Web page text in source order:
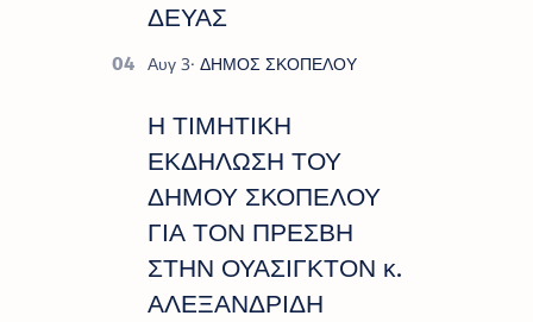
ΔΕΥΑΣ
Η ΤΙΜΗΤΙΚΗ
ΕΚΔΗΛΩΣΗ ΤΟΥ
ΔΗΜΟΥ ΣΚΟΠΕΛΟΥ
ΓΙΑ ΤΟΝ ΠΡΕΣΒΗ
ΣΤΗΝ ΟΥΑΣΙΓΚΤΟΝ κ.
ΑΛΕΞΑΝΔΡΙΔΗ